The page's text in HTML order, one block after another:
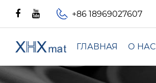
+86 18969027607
ГЛАВНАЯ О НАС